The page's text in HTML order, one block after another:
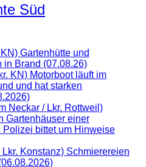
Süd
Gartenhütte und
in Brand (07.08.26)
KN) Motorboot läuft im
und hat starken
Neckar / Lkr. Rottweil)
Gartenhäuser einer
bittet um Hinweise
Konstanz) Schmierereien